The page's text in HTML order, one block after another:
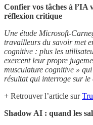
Confier vos tâches à l’IA
réflexion critique
Une étude Microsoft-
travailleurs du savoir met
cognitive : plus les
exercent leur propre
musculature cognitive »
résultat qui interroge sur le
+ Retrouver l’article sur
Shadow AI : quand les